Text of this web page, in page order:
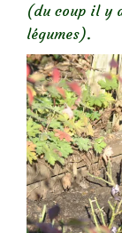
(du coup il y
légumes).